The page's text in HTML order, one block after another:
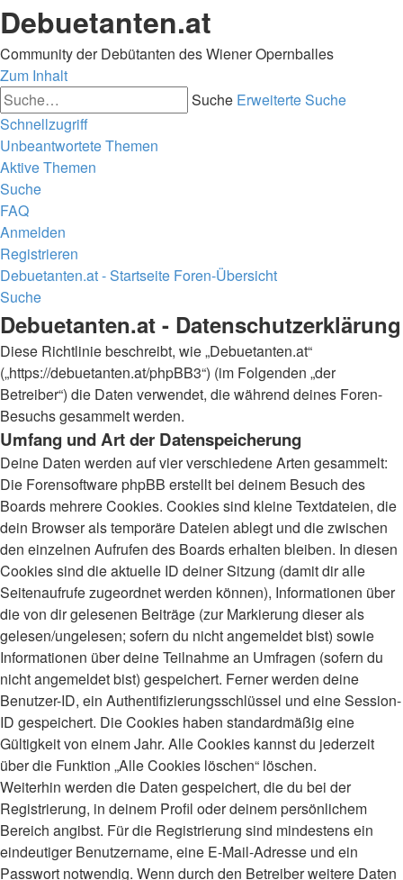
Debuetanten.at
Community der Debütanten des Wiener Opernballes
Zum Inhalt
Suche Erweiterte Suche
Schnellzugriff
Unbeantwortete Themen
Aktive Themen
Suche
FAQ
Anmelden
Registrieren
Debuetanten.at - Startseite Foren-Übersicht
Suche
Debuetanten.at - Datenschutzerklärung
Diese Richtlinie beschreibt, wie „Debuetanten.at“
(„https://debuetanten.at/phpBB3“) (im Folgenden „der
Betreiber“) die Daten verwendet, die während deines Foren-
Besuchs gesammelt werden.
Umfang und Art der Datenspeicherung
Deine Daten werden auf vier verschiedene Arten gesammelt:
Die Forensoftware phpBB erstellt bei deinem Besuch des
Boards mehrere Cookies. Cookies sind kleine Textdateien, die
dein Browser als temporäre Dateien ablegt und die zwischen
den einzelnen Aufrufen des Boards erhalten bleiben. In diesen
Cookies sind die aktuelle ID deiner Sitzung (damit dir alle
Seitenaufrufe zugeordnet werden können), Informationen über
die von dir gelesenen Beiträge (zur Markierung dieser als
gelesen/ungelesen; sofern du nicht angemeldet bist) sowie
Informationen über deine Teilnahme an Umfragen (sofern du
nicht angemeldet bist) gespeichert. Ferner werden deine
Benutzer-ID, ein Authentifizierungsschlüssel und eine Session-
ID gespeichert. Die Cookies haben standardmäßig eine
Gültigkeit von einem Jahr. Alle Cookies kannst du jederzeit
über die Funktion „Alle Cookies löschen“ löschen.
Weiterhin werden die Daten gespeichert, die du bei der
Registrierung, in deinem Profil oder deinem persönlichem
Bereich angibst. Für die Registrierung sind mindestens ein
eindeutiger Benutzername, eine E-Mail-Adresse und ein
Passwort notwendig. Wenn durch den Betreiber weitere Daten